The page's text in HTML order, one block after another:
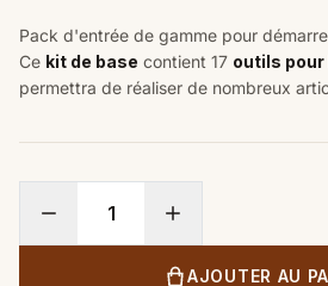
Pack d'entrée de gamme pour
Ce kit de base contient 17 outils
permettra de réaliser de nombreux
AJOUTER AU